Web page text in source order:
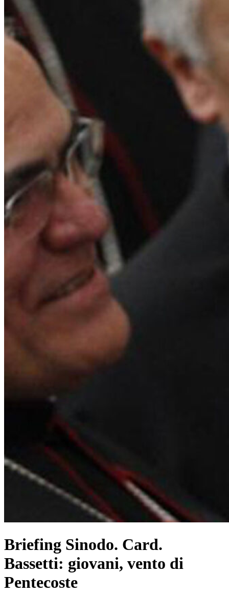
Briefing Sinodo. Card.
Bassetti: giovani, vento di
Pentecoste